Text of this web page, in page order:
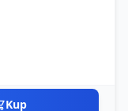
Kup